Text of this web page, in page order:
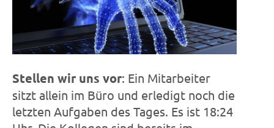
Stellen wir uns vor: Ein Mitarbeiter
sitzt allein im Büro und erledigt noch die
letzten Aufgaben des Tages. Es ist 18:24